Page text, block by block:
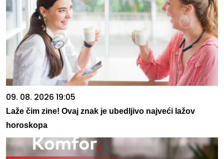
09. 08. 2026 19:05
Laže čim zine! Ovaj znak je ubedljivo najveći lažov
horoskopa